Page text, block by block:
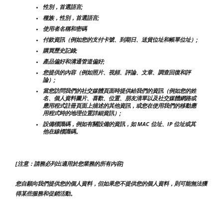
性別，首選語言;
種族，性別，首選語言;
使用者名稱和密碼
付款資訊（例如您的支付卡號、到期日、送貨位址和帳單位址）;
購買歷史記錄;
產品偏好和溝通管道偏好;
您提供的內容（例如照片、視頻、評論、文章、調查回復和評
論）;
當您訪問我們的社交媒體頁面時提供給我們的資訊（例如您的姓
名、個人資料圖片、喜歡、位置、朋友清單以及社交媒體網路或
應用程式註冊頁面上描述的其他資訊，或您在使用我們的移動應
用程式時的地理位置詳細資訊）;
設備標識碼，例如有關設備的資訊，如 MAC 位址、IP 位址或其
他在線標識碼。
[注意：請務必列出適用於您業務的所有內容]
您自願向我們提供您的個人資料，但如果您不提供您的個人資料，則可能無法獲
得某些服務和促銷活動。